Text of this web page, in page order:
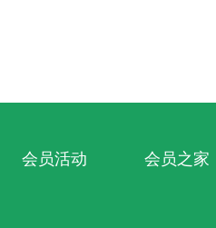
会员活动 会员之家